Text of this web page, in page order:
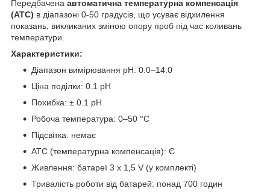
Передбачена автоматична температурна компенсація
(АТС) в діапазоні 0-50 градусів, що усуває відхилення
показань, викликаних зміною опору проб під час коливань
температури.
Характеристики:
Діапазон вимірювання pH: 0.0–14.0
Ціна поділки: 0.1 pH
Похибка: ± 0.1 pH
Робоча температура: 0–50 °C
Підсвітка: немає
ATC (температурна компенсація): Є
Живлення: батареї 3 х 1,5 V (у комплекті)
Тривалість роботи від батарей: понад 700 годин